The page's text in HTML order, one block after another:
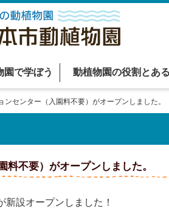
園で学ぼう 動植物園の役割とあ
センター（入園料不要）がオープンしました。
不要）がオープンしました。
設オープンしました！